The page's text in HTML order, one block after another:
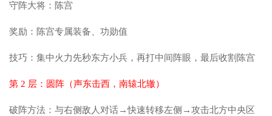
守阵大将：陈宫
奖励：陈宫专属装备、功勋值
技巧：集中火力先秒东方小兵，再打中间阵眼，最后收割陈宫
第 2 层：圆阵（声东击西，南辕北辙）
破阵方法：与右侧敌人对话→快速转移左侧→攻击北方中央区